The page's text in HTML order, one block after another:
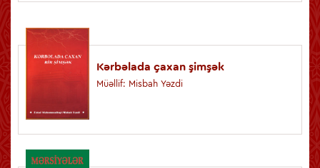
Kərbəlada çaxan şimşək
Müəllif: Misbah Yəzdi